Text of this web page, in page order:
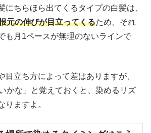
にちらほら出てくるタイプの白髪は、
元の伸びが目立ってくるため、それ
も月1ペースが無理のないラインで
目立ち方によって差はありますが、
かな」と覚えておくと、染めるリズ
りますよ。